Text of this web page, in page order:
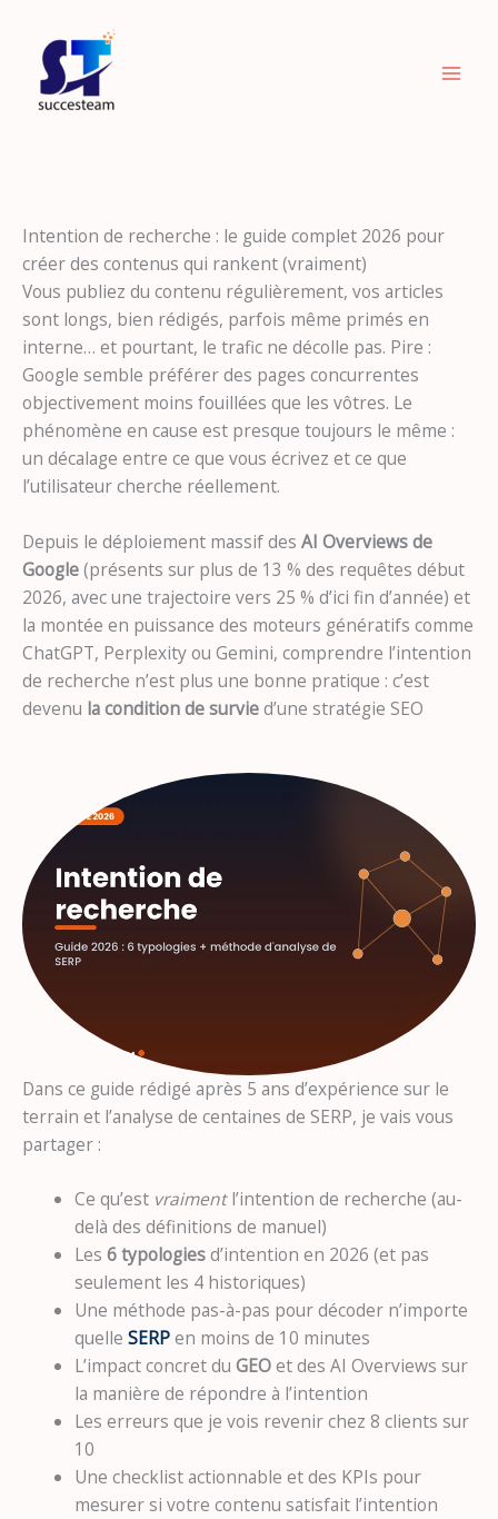
contenu
Intention de recherche : le guide complet 2026 pour
créer des contenus qui rankent (vraiment)
Vous publiez du contenu régulièrement, vos articles
sont longs, bien rédigés, parfois même primés en
interne… et pourtant, le trafic ne décolle pas. Pire :
Google semble préférer des pages concurrentes
objectivement moins fouillées que les vôtres. Le
phénomène en cause est presque toujours le même :
un décalage entre ce que vous écrivez et ce que
l’utilisateur cherche réellement.
Depuis le déploiement massif des AI Overviews de
Google(présents sur plus de 13 % des requêtes début
2026, avec une trajectoire vers 25 % d’ici fin d’année) et
la montée en puissance des moteurs génératifs comme
ChatGPT, Perplexity ou Gemini, comprendre l’intention
de recherche n’est plus une bonne pratique : c’est
devenu la condition de survied’une stratégie SEO
Dans ce guide rédigé après 5 ans d’expérience sur le
terrain et l’analyse de centaines de SERP, je vais vous
partager :
Ce qu’est vraimentl’intention de recherche (au-
delà des définitions de manuel)
Les 6 typologiesd’intention en 2026 (et pas
seulement les 4 historiques)
Une méthode pas-à-pas pour décoder n’importe
quelle SERPen moins de 10 minutes
L’impact concret du GEOet des AI Overviews sur
la manière de répondre à l’intention
Les erreurs que je vois revenir chez 8 clients sur
10
Une checklist actionnable et des KPIs pour
mesurer si votre contenu satisfait l’intention